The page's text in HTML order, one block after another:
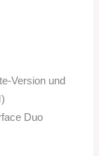
Version und
Duo